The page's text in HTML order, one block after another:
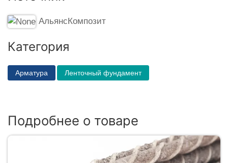
АльянсКомпозит
Категория
Арматура Ленточный фундамент
Подробнее о товаре